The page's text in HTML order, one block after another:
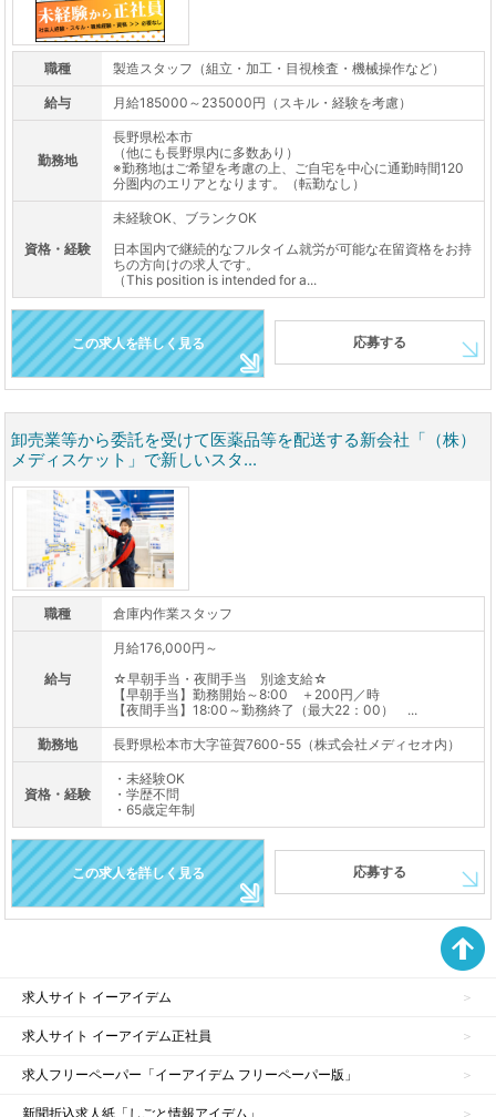
職種 製造スタッフ（組立・加工・目視検査・機械操作など）
給与 月給185000～235000円（スキル・経験を考慮）
勤務地
長野県松本市
（他にも長野県内に多数あり）
※勤務地はご希望を考慮の上、ご自宅を中心に通勤時間120
分圏内のエリアとなります。（転勤なし）
資格・経験
未経験OK、ブランクOK
日本国内で継続的なフルタイム就労が可能な在留資格をお持
ちの方向けの求人です。
（This position is intended for a...
この求人を詳しく見る 応募する
卸売業等から委託を受けて医薬品等を配送する新会社「（株）
メディスケット」で新しいスタ...
職種 倉庫内作業スタッフ
給与
月給176,000円～
☆早朝手当・夜間手当 別途支給☆
【早朝手当】勤務開始～8:00 ＋200円／時
【夜間手当】18:00～勤務終了（最大22：00） ...
勤務地 長野県松本市大字笹賀7600-55（株式会社メディセオ内）
資格・経験
・未経験OK
・学歴不問
・65歳定年制
この求人を詳しく見る 応募する
求人サイト イーアイデム
求人サイト イーアイデム正社員
求人フリーペーパー「イーアイデム フリーペーパー版」
新聞折込求人紙「しごと情報アイデム」